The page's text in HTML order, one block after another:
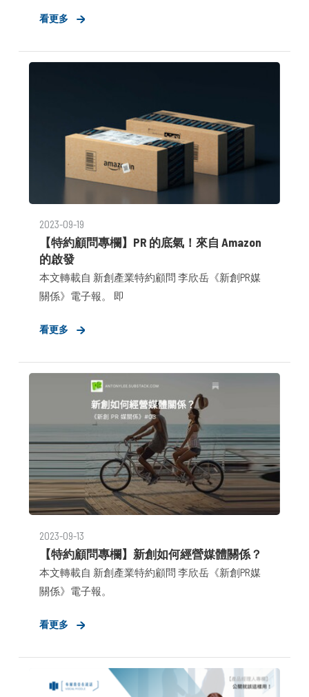
金額只增加了143.6%。」在這項由歐洲公關公司
看更多
2023-09-19
【特約顧問專欄】PR 的底氣！來自 Amazon
的啟發
本文轉載自 新創產業特約顧問 李欣岳《新創PR媒
關係》電子報。 即
看更多
2023-09-13
【特約顧問專欄】新創如何經營媒體關係？
本文轉載自 新創產業特約顧問 李欣岳《新創PR媒
關係》電子報。
看更多